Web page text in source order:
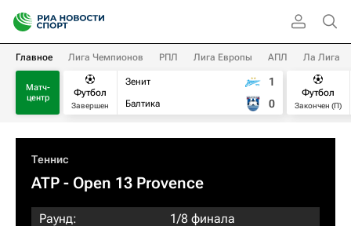
Главное Лига Чемпионов РПЛ Лига Европы АПЛ Ла Лига
Матч-
центр
Футбол
Завершен
Зенит
Балтика
1
0
Футбол
Закончен (П)
Теннис
ATP - Open 13 Provence
Раунд:
1/8 финала